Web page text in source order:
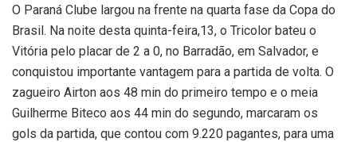
O Paraná Clube largou na frente na quarta fase da Copa do
Brasil. Na noite desta quinta-feira,13, o Tricolor bateu o
Vitória pelo placar de 2 a 0, no Barradão, em Salvador, e
conquistou importante vantagem para a partida de volta. O
zagueiro Airton aos 48 min do primeiro tempo e o meia
Guilherme Biteco aos 44 min do segundo, marcaram os
gols da partida, que contou com 9.220 pagantes, para uma